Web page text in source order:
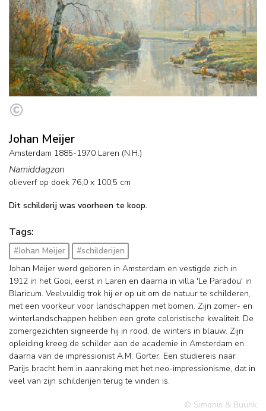
Johan Meijer
Amsterdam 1885-1970 Laren (N.H.)
Namiddagzon
olieverf op doek 76,0 x 100,5 cm
Dit schilderij was voorheen te koop.
Tags:
#Johan Meijer
#schilderijen
Johan Meijer werd geboren in Amsterdam en vestigde zich in
1912 in het Gooi, eerst in Laren en daarna in villa 'Le Paradou' in
Blaricum. Veelvuldig trok hij er op uit om de natuur te schilderen,
met een voorkeur voor landschappen met bomen. Zijn zomer- en
winterlandschappen hebben een grote coloristische kwaliteit. De
zomergezichten signeerde hij in rood, de winters in blauw. Zijn
opleiding kreeg de schilder aan de academie in Amsterdam en
daarna van de impressionist A.M. Gorter. Een studiereis naar
Parijs bracht hem in aanraking met het neo-impressionisme, dat in
© Simonis & Buunk